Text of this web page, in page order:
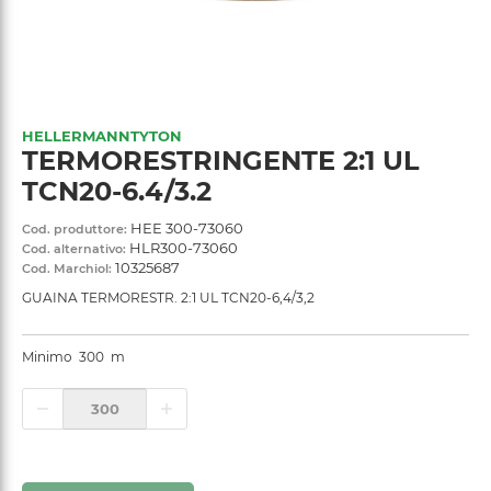
HELLERMANNTYTON
TERMORESTRINGENTE 2:1 UL
TCN20-6.4/3.2
Cod. produttore: HEE 300-73060
Cod. alternativo: HLR300-73060
Cod. Marchiol: 10325687
GUAINA TERMORESTR. 2:1 UL TCN20-6,4/3,2
Minimo 300 m